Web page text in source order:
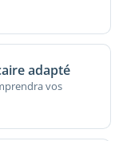
adapté
vos